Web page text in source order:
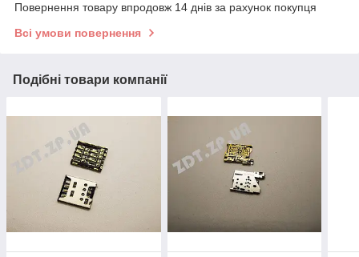
Повернення товару впродовж 14 днів за рахунок покупця
Всі умови повернення
Подібні товари компанії